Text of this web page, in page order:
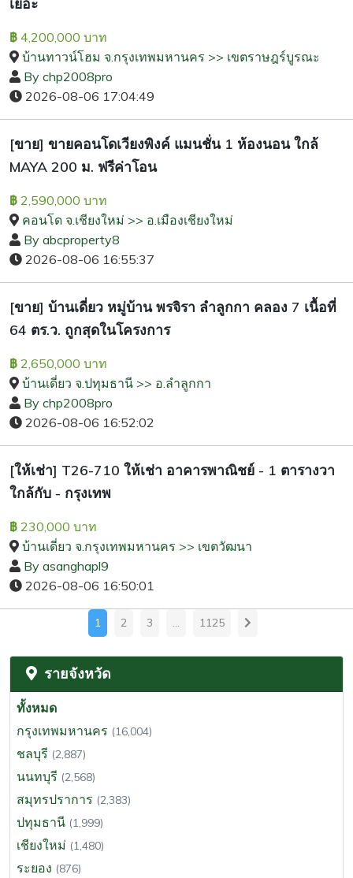
฿ 4,200,000 บาท
บ้านทาวน์โฮม จ.กรุงเทพมหานคร >> เขตราษฎร์บูรณะ
By chp2008pro
2026-08-06 17:04:49
[ขาย] ขายคอนโดเวียงพิงค์ แมนชั่น 1 ห้องนอน ใกล้
MAYA 200 ม. ฟรีค่าโอน
฿ 2,590,000 บาท
คอนโด จ.เชียงใหม่ >> อ.เมืองเชียงใหม่
By abcproperty8
2026-08-06 16:55:37
[ขาย] บ้านเดี่ยว หมู่บ้าน พรจิรา ลำลูกกา คลอง 7 เนื้อที่
64 ตร.ว. ถูกสุดในโครงการ
฿ 2,650,000 บาท
บ้านเดี่ยว จ.ปทุมธานี >> อ.ลำลูกกา
By chp2008pro
2026-08-06 16:52:02
[ให้เช่า] T26-710 ให้เช่า อาคารพาณิชย์ - 1 ตารางวา
ใกล้กับ - กรุงเทพ
฿ 230,000 บาท
บ้านเดี่ยว จ.กรุงเทพมหานคร >> เขตวัฒนา
By asanghapl9
2026-08-06 16:50:01
1 2 3 … 1125
รายจังหวัด
ทั้งหมด
กรุงเทพมหานคร (16,004)
ชลบุรี (2,887)
นนทบุรี (2,568)
สมุทรปราการ (2,383)
ปทุมธานี (1,999)
เชียงใหม่ (1,480)
ระยอง (876)